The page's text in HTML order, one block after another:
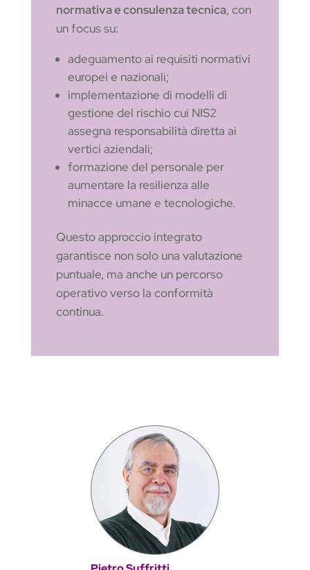
normativa e consulenza tecnica, con
un focus su:
adeguamento ai requisiti normativi
europei e nazionali;
implementazione di modelli di
gestione del rischio cui NIS2
assegna responsabilità diretta ai
vertici aziendali;
formazione del personale per
aumentare la resilienza alle
minacce umane e tecnologiche.
Questo approccio integrato
garantisce non solo una valutazione
puntuale, ma anche un percorso
operativo verso la conformità
continua.